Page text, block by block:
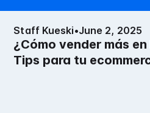
Staff Kueski•June 2, 2025
¿Cómo vender más
Tips para tu